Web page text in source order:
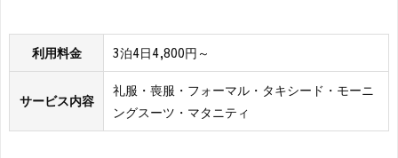
利用料金 3泊4日4,800円～
サービス内容
礼服・喪服・フォーマル・タキシード・モーニ
ングスーツ・マタニティ